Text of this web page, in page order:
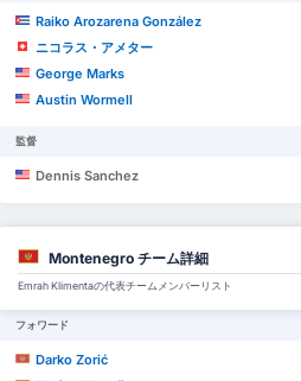
Raiko Arozarena González
ニコラス・アメター
George Marks
Austin Wormell
監督
Dennis Sanchez
Montenegro チーム詳細
Emrah Klimentaの代表チームメンバーリスト
フォワード
Darko Zorić